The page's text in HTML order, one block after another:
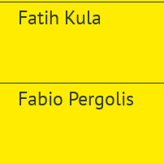
Fatih Kula
Fabio Pergolis